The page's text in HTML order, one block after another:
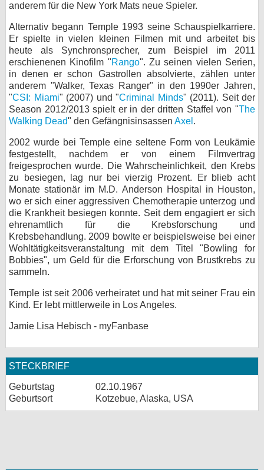
anderem für die New York Mats neue Spieler.
Alternativ begann Temple 1993 seine Schauspielkarriere.
Er spielte in vielen kleinen Filmen mit und arbeitet bis
heute als Synchronsprecher, zum Beispiel im 2011
erschienenen Kinofilm "Rango". Zu seinen vielen Serien,
in denen er schon Gastrollen absolvierte, zählen unter
anderem "Walker, Texas Ranger" in den 1990er Jahren,
"CSI: Miami" (2007) und "Criminal Minds" (2011). Seit der
Season 2012/2013 spielt er in der dritten Staffel von "The
Walking Dead" den Gefängnisinsassen Axel .
2002 wurde bei Temple eine seltene Form von Leukämie
festgestellt, nachdem er von einem Filmvertrag
freigesprochen wurde. Die Wahrscheinlichkeit, den Krebs
zu besiegen, lag nur bei vierzig Prozent. Er blieb acht
Monate stationär im M.D. Anderson Hospital in Houston,
wo er sich einer aggressiven Chemotherapie unterzog und
die Krankheit besiegen konnte. Seit dem engagiert er sich
ehrenamtlich für die Krebsforschung und
Krebsbehandlung. 2009 bowlte er beispielsweise bei einer
Wohltätigkeitsveranstaltung mit dem Titel "Bowling for
Bobbies", um Geld für die Erforschung von Brustkrebs zu
sammeln.
Temple ist seit 2006 verheiratet und hat mit seiner Frau ein
Kind. Er lebt mittlerweile in Los Angeles.
Jamie Lisa Hebisch - myFanbase
STECKBRIEF
Geburtstag
02.10.1967
Geburtsort
Kotzebue, Alaska, USA
Kontakt
Nutzungsbedingungen
Datenschutz
Impressum
Desktop-Ansicht
myFanbase